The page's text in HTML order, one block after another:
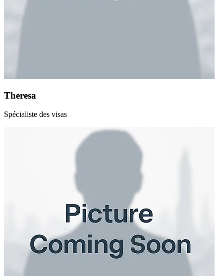
Theresa
Spécialiste des visas